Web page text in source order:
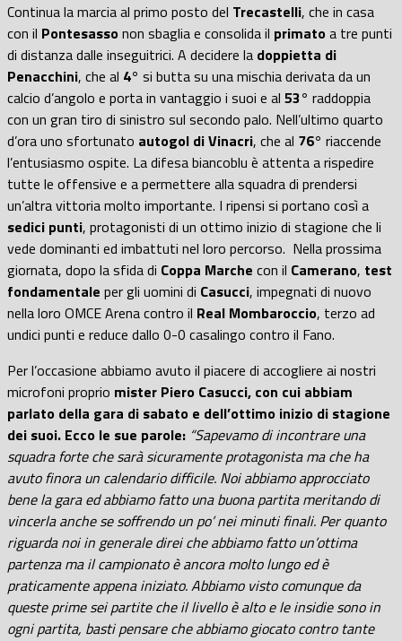
Continua la marcia al primo posto del Trecastelli, che in casa
con il Pontesassonon sbaglia e consolida il primatoa tre punti
di distanza dalle inseguitrici. A decidere la doppietta di
Penacchini, che al 4° si butta su una mischia derivata da un
calcio d’angolo e porta in vantaggio i suoi e al 53° raddoppia
con un gran tiro di sinistro sul secondo palo. Nell’ultimo quarto
d’ora uno sfortunato autogol di Vinacri, che al 76° riaccende
l’entusiasmo ospite. La difesa biancoblu è attenta a rispedire
tutte le offensive e a permettere alla squadra di prendersi
un’altra vittoria molto importante. I ripensi si portano così a
sedici punti, protagonisti di un ottimo inizio di stagione che li
vede dominanti ed imbattuti nel loro percorso. Nella prossima
giornata, dopo la sfida di Coppa Marche con il Camerano, test
fondamentale per gli uomini di Casucci, impegnati di nuovo
nella loro OMCE Arena contro il Real Mombaroccio, terzo ad
undici punti e reduce dallo 0-0 casalingo contro il Fano.
Per l’occasione abbiamo avuto il piacere di accogliere ai nostri
microfoni proprio mister Piero Casucci, con cui abbiam
parlato della gara di sabato e dell’ottimo inizio di stagione
dei suoi. Ecco le sue parole: “Sapevamo di incontrare una
squadra forte che sarà sicuramente protagonista ma che ha
avuto finora un calendario difficile. Noi abbiamo approcciato
bene la gara ed abbiamo fatto una buona partita meritando di
vincerla anche se soffrendo un po’ nei minuti finali. Per quanto
riguarda noi in generale direi che abbiamo fatto un’ottima
partenza ma il campionato è ancora molto lungo ed è
praticamente appena iniziato. Abbiamo visto comunque da
queste prime sei partite che il livello è alto e le insidie sono in
ogni partita, basti pensare che abbiamo giocato contro tante